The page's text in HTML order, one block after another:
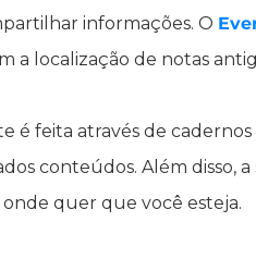
informações. O
a localização de notas
é feita através de
conteúdos. Além disso,
quer que você esteja.